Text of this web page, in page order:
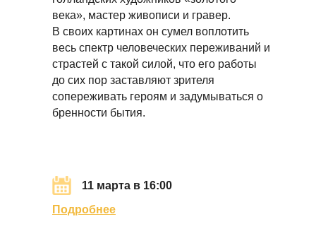
11 марта в 16:00
века», мастер живописи и гравер.
В своих картинах он сумел воплотить
весь спектр человеческих переживаний и
страстей с такой силой, что его работы
до сих пор заставляют зрителя
сопереживать героям и задумываться о
бренности бытия.
Подробнее